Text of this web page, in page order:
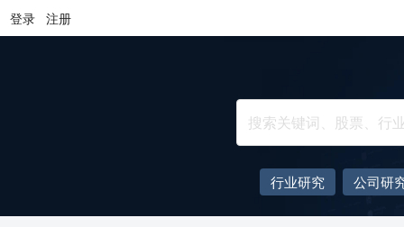
登录 注册
行业研究 公司研